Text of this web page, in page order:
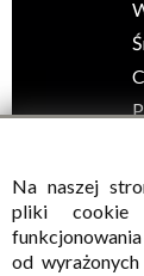
© Wszelkie
Na naszej
pliki cookie
od